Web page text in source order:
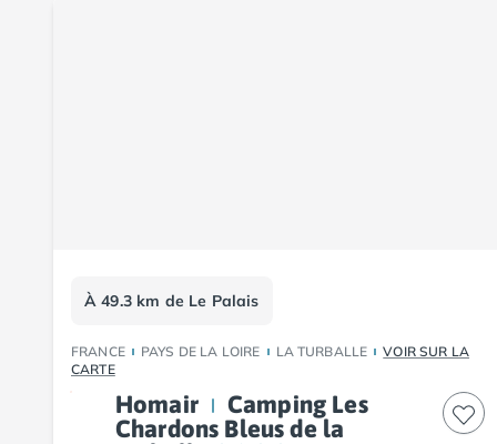
Camping Nantes
Camping Pornichet
Camping Maine-et-Loire
Camping Saumur
À 49.3 km de Le Palais
FRANCE PAYS DE LA LOIRE LA TURBALLE
VOIR SUR LA
CARTE
Homair
Camping Les
Chardons Bleus de la